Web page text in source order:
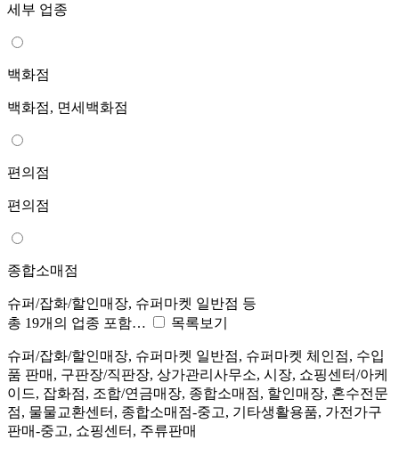
세부 업종
백화점
백화점, 면세백화점
편의점
편의점
종합소매점
슈퍼/잡화/할인매장, 슈퍼마켓 일반점 등
총 19개의 업종 포함…
목록보기
슈퍼/잡화/할인매장, 슈퍼마켓 일반점, 슈퍼마켓 체인점, 수입
품 판매, 구판장/직판장, 상가관리사무소, 시장, 쇼핑센터/아케
이드, 잡화점, 조합/연금매장, 종합소매점, 할인매장, 혼수전문
점, 물물교환센터, 종합소매점-중고, 기타생활용품, 가전가구
판매-중고, 쇼핑센터, 주류판매